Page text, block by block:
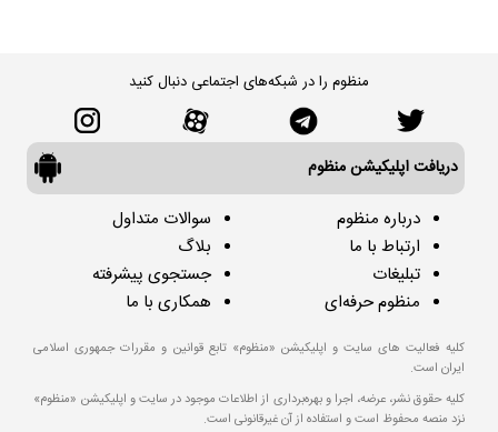
منظوم را در شبکه‌های اجتماعی دنبال کنید
دریافت اپلیکیشن منظوم
درباره منظوم
ارتباط با ما
تبلیغات
منظوم حرفه‌ای
سوالات متداول
بلاگ
جستجوی پیشرفته
همکاری با ما
کلیه فعالیت های سایت و اپلیکیشن «منظوم» تابع قوانین و مقررات جمهوری اسلامی
ایران است.
کلیه حقوق نشر، عرضه، اجرا و بهره‌برداری از اطلاعات موجود در سایت و اپلیکیشن «منظوم»
نزد منصه محفوظ است و استفاده از آن غیرقانونی است.